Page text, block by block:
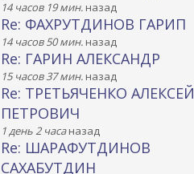
14 часов 19 мин.назад
Re: ФАХРУТДИНОВ ГАРИП
14 часов 50 мин.назад
Re: ГАРИН АЛЕКСАНДР
15 часов 37 мин.назад
Re: ТРЕТЬЯЧЕНКО АЛЕКСЕЙ
ПЕТРОВИЧ
1 день 2 часаназад
Re: ШАРАФУТДИНОВ
САХАБУТДИН